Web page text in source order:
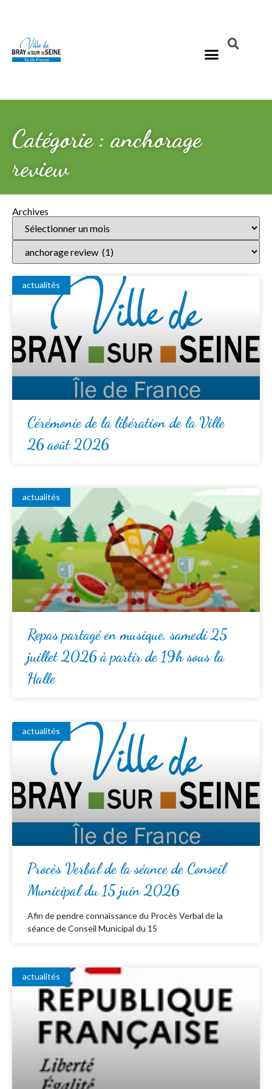
Catégorie : anchorage
review
Archives
actualités
Cérémonie de la libération de la Ville
26 août 2026
actualités
Repas partagé en musique, samedi 25
juillet 2026 à partir de 19h sous la
Halle
actualités
Procès Verbal de la séance de Conseil
Municipal du 15 juin 2026
Afin de pendre connaissance du Procès Verbal de la
séance de Conseil Municipal du 15
actualités